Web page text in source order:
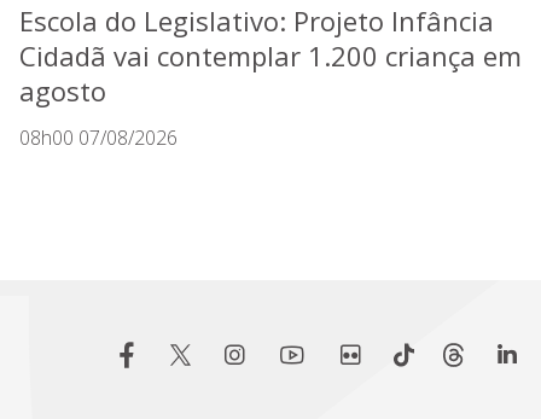
Escola do Legislativo: Projeto Infância
Cidadã vai contemplar 1.200 criança em
agosto
08h00 07/08/2026